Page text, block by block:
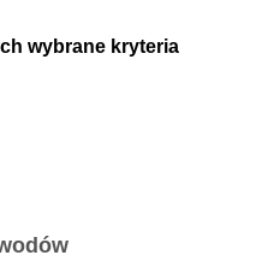
wybrane kryteria